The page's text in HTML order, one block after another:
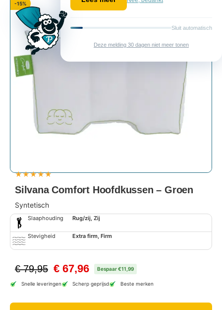
-15%
★★★★★
Silvana Comfort Hoofdkussen – Groen
Syntetisch
Slaaphouding Rug/zij, Zij
Stevigheid Extra firm, Firm
€79,95 € 67,96 Bespaar €11,99
Snelle leveringen Scherp geprijsd Beste merken